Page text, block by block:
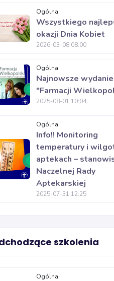
Ogólna
Wszystkiego
okazji Dnia Kobiet
2026-03-08 08:00
Ogólna
Najnowsze wydanie
"Farmacji
2025-08-01 10:04
Ogólna
Info!! Monitoring
temperatury i
aptekach –
Naczelnej Rady
Aptekarskiej
2025-07-31 12:25
szkolenia
Ogólna